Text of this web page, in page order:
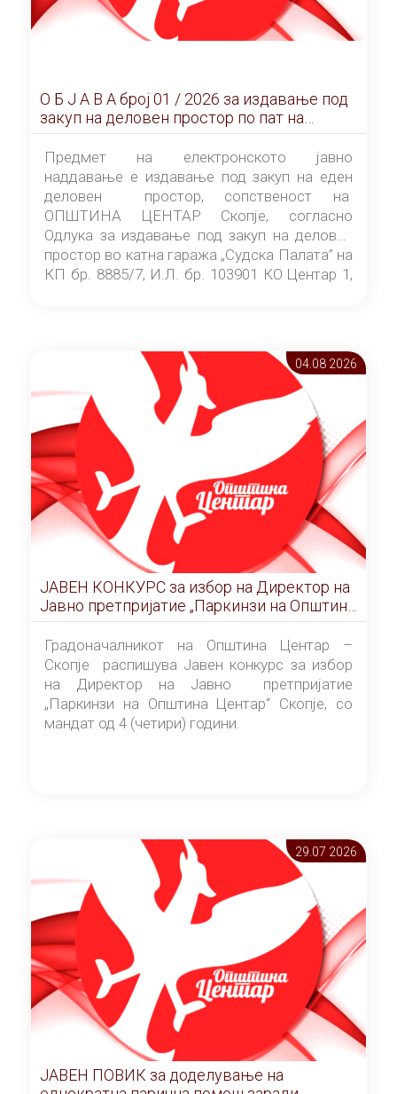
О Б Ј А В А брoj 01 / 2026 за издавање под
закуп на деловен простор по пат на
ЕЛЕКТРОНСКО ЈАВНО НАДДАВАЊЕ
Предмет на електронското јавно
наддавање е издавање под закуп на еден
деловен простор, сопственост на
ОПШТИНА ЦЕНТАР Скопје, согласно
Одлука за издавање под закуп на деловен
простор во катна гаража „Судска Палата” на
КП бр. 8885/7, И.Л. бр. 103901 КО Центар 1,
Скопје” број 9/2026), за времетраење од 3
(три) години од денот на потпишувањето на
Договорот за закуп со најповолниот
понудувач.
04.08 2026
ЈАВЕН КОНКУРС за избор на Директор на
Јавно претпријатие „Паркинзи на Општина
Центар“ – Скопје
Градоначалникот на Општина Центар –
Скопје распишува Јавен конкурс за избор
на Директор на Јавно претпријатие
„Паркинзи на Општина Центар“ Скопје, со
мандат од 4 (четири) години.
29.07 2026
ЈАВЕН ПОВИК за доделување на